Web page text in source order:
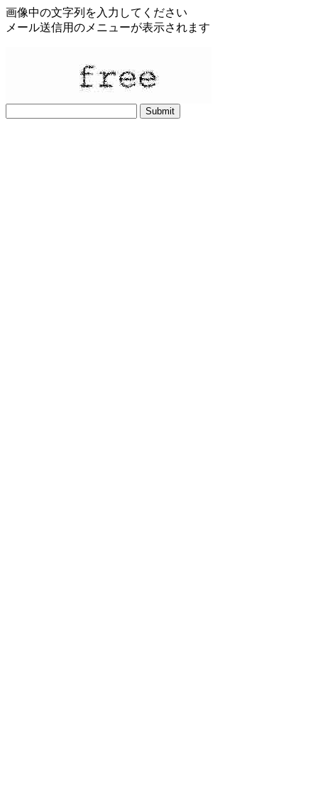
画像中の文字列を入力してください
メール送信用のメニューが表示されます